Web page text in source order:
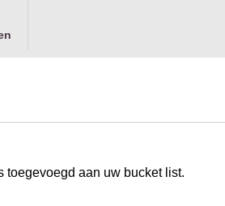
toegevoegd aan uw bucket list.